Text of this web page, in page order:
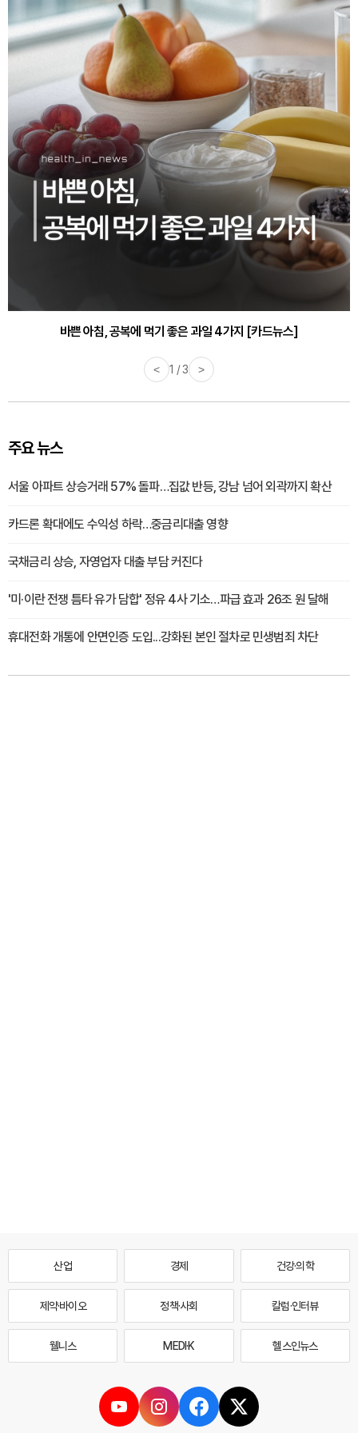
바쁜 아침, 공복에 먹기 좋은 과일 4가지 [카드뉴스]
< 1 / 3 >
주요 뉴스
서울 아파트 상승거래 57% 돌파…집값 반등, 강남 넘어 외곽까지 확산
카드론 확대에도 수익성 하락…중금리대출 영향
국채금리 상승, 자영업자 대출 부담 커진다
'미·이란 전쟁 틈타 유가 담합' 정유 4사 기소…파급 효과 26조 원 달해
휴대전화 개통에 안면인증 도입...강화된 본인 절차로 민생범죄 차단
산업 경제 건강·의학
제약·바이오 정책·사회 칼럼·인터뷰
웰니스 MEDI·K 헬스인뉴스